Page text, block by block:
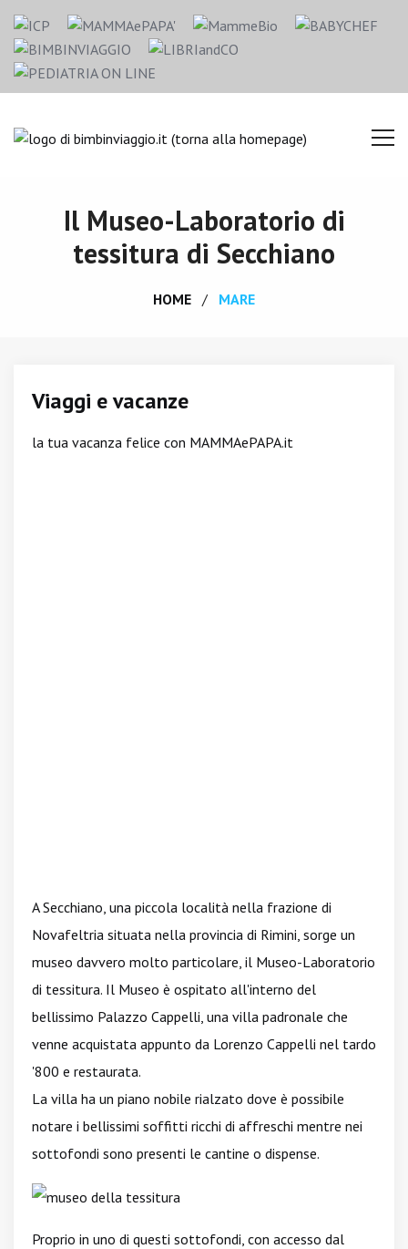
Il Museo-Laboratorio di
tessitura di Secchiano
HOME MARE
Viaggi e vacanze
la tua vacanza felice con MAMMAePAPA.it
A Secchiano, una piccola località nella frazione di
Novafeltria situata nella provincia di Rimini, sorge un
museo davvero molto particolare, il Museo-Laboratorio
di tessitura. Il Museo è ospitato all'interno del
bellissimo Palazzo Cappelli, una villa padronale che
venne acquistata appunto da Lorenzo Cappelli nel tardo
'800 e restaurata.
La villa ha un piano nobile rialzato dove è possibile
notare i bellissimi soffitti ricchi di affreschi mentre nei
sottofondi sono presenti le cantine o dispense.
Proprio in uno di questi sottofondi, con accesso dal